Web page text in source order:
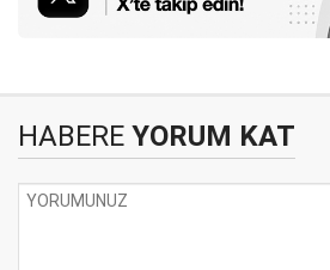
HABERE YORUM KAT